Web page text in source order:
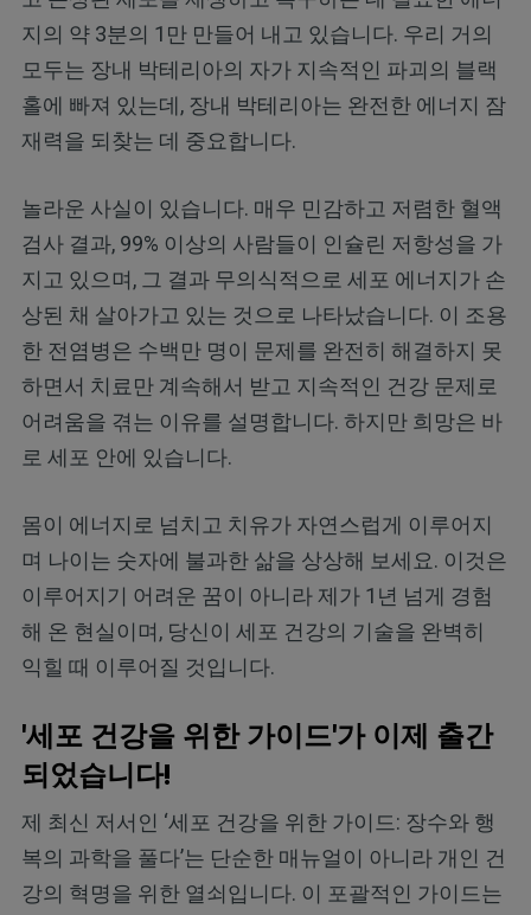
지의 약 3분의 1만 만들어 내고 있습니다. 우리 거의
모두는 장내 박테리아의 자가 지속적인 파괴의 블랙
홀에 빠져 있는데, 장내 박테리아는 완전한 에너지 잠
재력을 되찾는 데 중요합니다.
놀라운 사실이 있습니다. 매우 민감하고 저렴한 혈액
검사 결과, 99% 이상의 사람들이 인슐린 저항성을 가
지고 있으며, 그 결과 무의식적으로 세포 에너지가 손
상된 채 살아가고 있는 것으로 나타났습니다. 이 조용
한 전염병은 수백만 명이 문제를 완전히 해결하지 못
하면서 치료만 계속해서 받고 지속적인 건강 문제로
어려움을 겪는 이유를 설명합니다. 하지만 희망은 바
로 세포 안에 있습니다.
몸이 에너지로 넘치고 치유가 자연스럽게 이루어지
며 나이는 숫자에 불과한 삶을 상상해 보세요. 이것은
이루어지기 어려운 꿈이 아니라 제가 1년 넘게 경험
해 온 현실이며, 당신이 세포 건강의 기술을 완벽히
익힐 때 이루어질 것입니다.
'세포 건강을 위한 가이드'가 이제 출간
되었습니다!
제 최신 저서인 ‘세포 건강을 위한 가이드: 장수와 행
복의 과학을 풀다’는 단순한 매뉴얼이 아니라 개인 건
강의 혁명을 위한 열쇠입니다. 이 포괄적인 가이드는